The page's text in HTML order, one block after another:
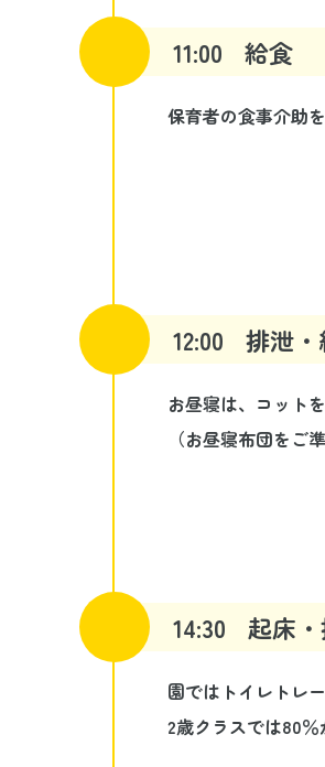
11:00 給食
保育者の食事介助
12:00 排泄
お昼寝は、コット
（お昼寝布団をご
14:30 起床
園ではトイレトレ
2歳クラスでは80％